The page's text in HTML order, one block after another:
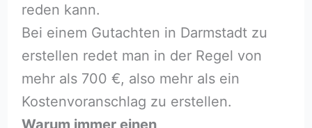
reden kann.
Bei einem Gutachten in Darmstadt zu
erstellen redet man in der Regel von
mehr als 700 €, also mehr als ein
Kostenvoranschlag zu erstellen.
Warum immer einen